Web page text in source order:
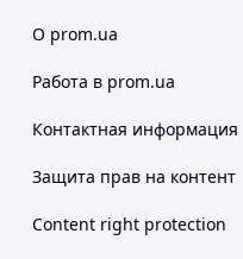
О prom.ua
Работа в prom.ua
Контактная информация
Защита прав на контент
Content right protection